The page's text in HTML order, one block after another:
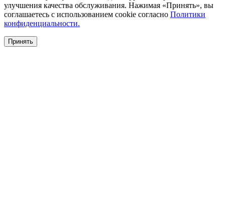
улучшения качества обслуживания. Нажимая «Принять», вы
соглашаетесь с использованием cookie согласно Политики
конфиденциальности.
Принять